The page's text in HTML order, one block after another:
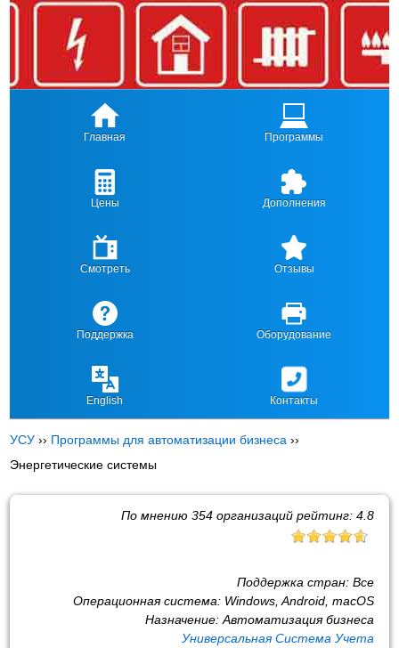
Главная Программы
Цены Дополнения
Смотреть Отзывы
Поддержка Оборудование
English Контакты
УСУ ›› Программы для автоматизации бизнеса ››
Энергетические системы
По мнению 354организаций рейтинг: 4.8
Поддержка стран: Все
Операционная система: Windows, Android, macOS
Назначение: Автоматизация бизнеса
Универсальная Система Учета